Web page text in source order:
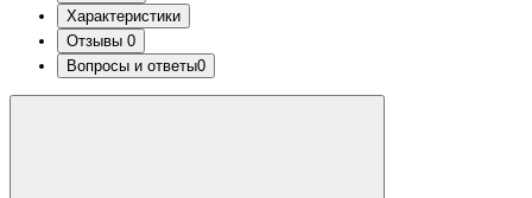
Характеристики
Отзывы 0
Вопросы и ответы0